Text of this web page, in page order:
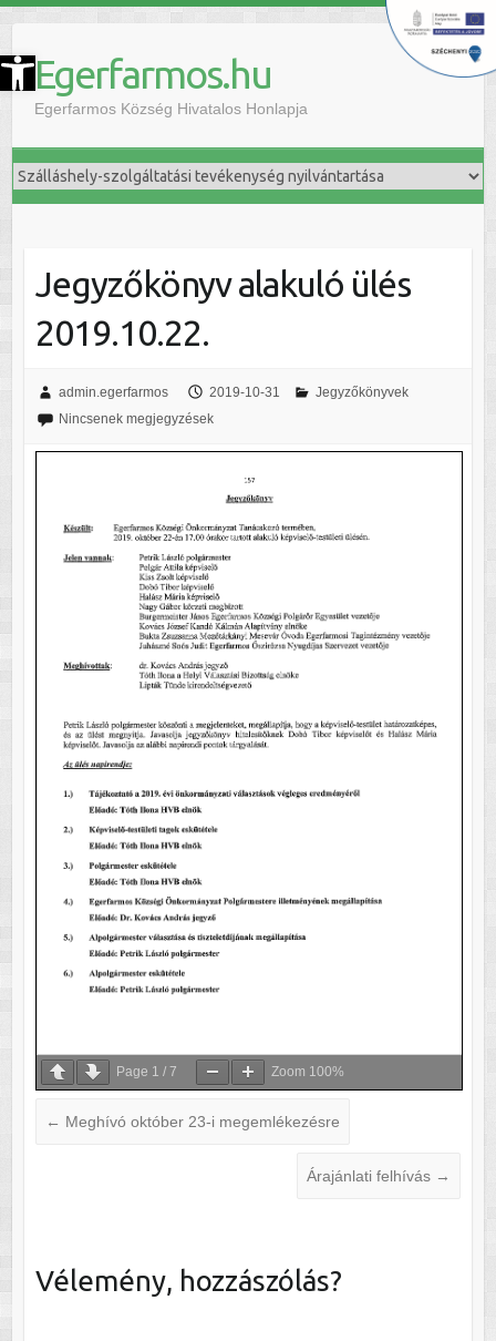
Eszköztár megnyitása Egerfarmos.hu
Egerfarmos Község Hivatalos Honlapja
Jegyzőkönyv alakuló ülés
2019.10.22.
admin.egerfarmos 2019-10-31
Jegyzőkönyvek
Nincsenek megjegyzések
Page 1 / 7 Zoom 100%
← Meghívó október 23-i megemlékezésre
Árajánlati felhívás →
Vélemény, hozzászólás?